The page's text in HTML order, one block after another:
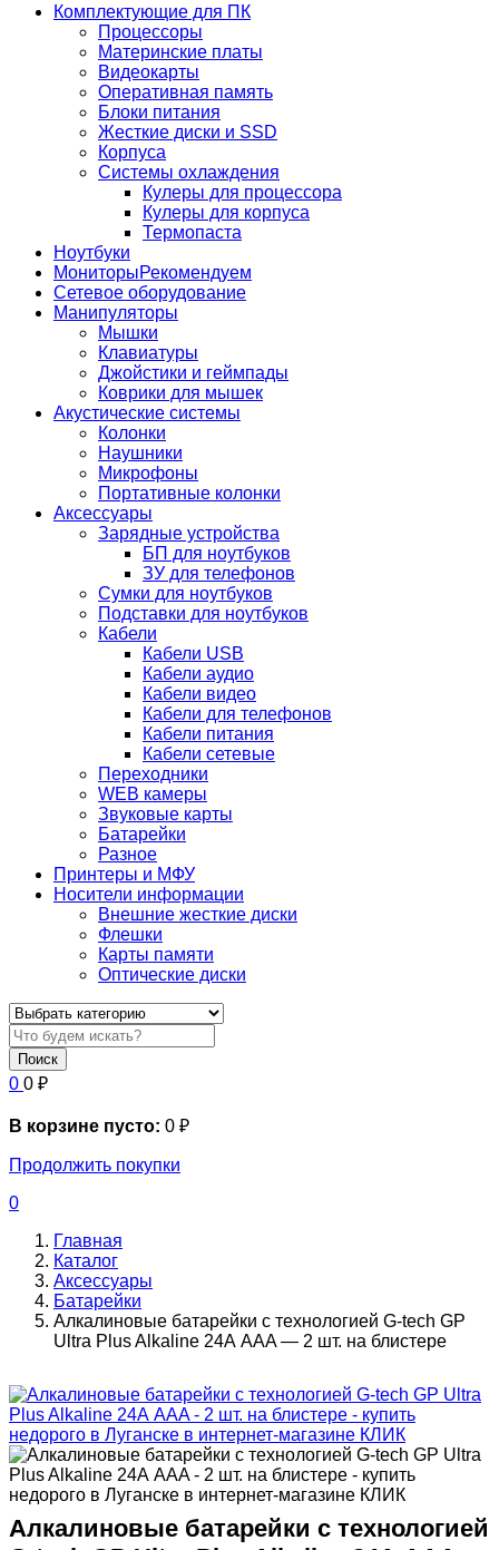
Комплектующие для ПК
Процессоры
Материнские платы
Видеокарты
Оперативная память
Блоки питания
Жесткие диски и SSD
Корпуса
Системы охлаждения
Кулеры для процессора
Кулеры для корпуса
Термопаста
Ноутбуки
МониторыРекомендуем
Сетевое оборудование
Манипуляторы
Мышки
Клавиатуры
Джойстики и геймпады
Коврики для мышек
Акустические системы
Колонки
Наушники
Микрофоны
Портативные колонки
Аксессуары
Зарядные устройства
БП для ноутбуков
ЗУ для телефонов
Сумки для ноутбуков
Подставки для ноутбуков
Кабели
Кабели USB
Кабели аудио
Кабели видео
Кабели для телефонов
Кабели питания
Кабели сетевые
Переходники
WEB камеры
Звуковые карты
Батарейки
Разное
Принтеры и МФУ
Носители информации
Внешние жесткие диски
Флешки
Карты памяти
Оптические диски
Поиск
0 0 ₽
В корзине пусто: 0 ₽
Продолжить покупки
0
Главная
Каталог
Аксессуары
Батарейки
Алкалиновые батарейки c технологией G-tech GP
Ultra Plus Alkaline 24А AАA — 2 шт. на блистере
Алкалиновые батарейки c технологией